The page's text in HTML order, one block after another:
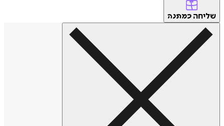
שליחה כמתנה